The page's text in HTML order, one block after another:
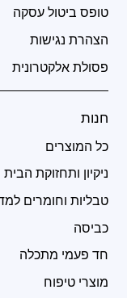
טופס ביטול עסקה
הצהרת נגישות
פסולת אלקטרונית
חנות
כל המוצרים
ניקיון ותחזוקת הבית
טבליות וחומרים
כביסה
חד פעמי מתכלה
מוצרי טיפוח